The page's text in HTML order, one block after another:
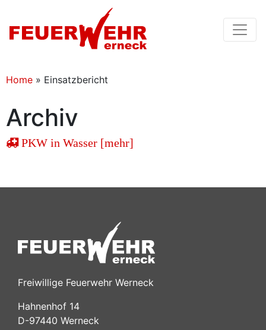
Home » Einsatzbericht
Archiv
PKW in Wasser [mehr]
Freiwillige Feuerwehr Werneck
Hahnenhof 14
D-97440 Werneck